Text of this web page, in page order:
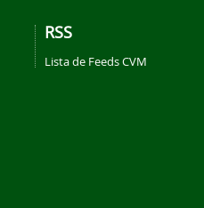
RSS
Lista de Feeds CVM